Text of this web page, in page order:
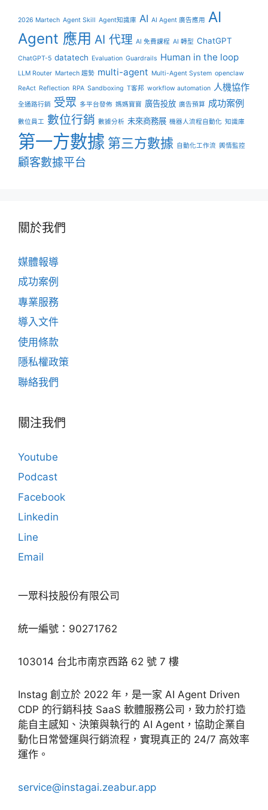
2026 Martech Agent Skill Agent知識庫 AI AI Agent 廣告應用 AI
Agent 應用 AI 代理 AI 免費課程 AI 轉型 ChatGPT
ChatGPT-5 datatech Evaluation Guardrails Human in the loop
LLM Router Martech 趨勢 multi-agent Multi-Agent System openclaw
ReAct Reflection RPA Sandboxing T客邦 workflow automation 人機協作
全通路行銷 受眾 多平台發佈 媽媽寶寶 廣告投放 廣告預算 成功案例
數位員工 數位行銷 數據分析 未來商務展 機器人流程自動化 知識庫
第一方數據 第三方數據 自動化工作流 輿情監控
顧客數據平台
關於我們
媒體報導
成功案例
專業服務
導入文件
使用條款
隱私權政策
聯絡我們
關注我們
Youtube
Podcast
Facebook
Linkedin
Line
Email
一眾科技股份有限公司
統一編號：90271762
103014 台北市南京西路 62 號 7 樓
Instag 創立於 2022 年，是一家 AI Agent Driven
CDP 的行銷科技 SaaS 軟體服務公司，致力於打造
能自主感知、決策與執行的 AI Agent，協助企業自
動化日常營運與行銷流程，實現真正的 24/7 高效率
運作。
service@instagai.zeabur.app